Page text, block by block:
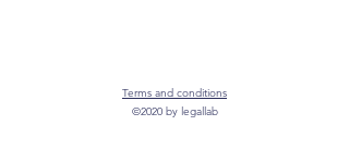
Terms and conditions
©2020 by legallab